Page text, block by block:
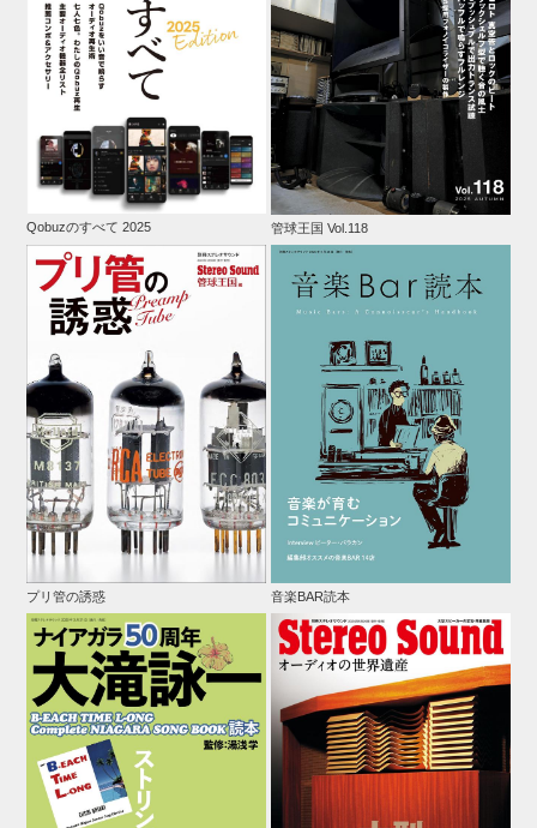
Qobuzのすべて 2025 管球王国 Vol.118
プリ管の誘惑 音楽BAR読本